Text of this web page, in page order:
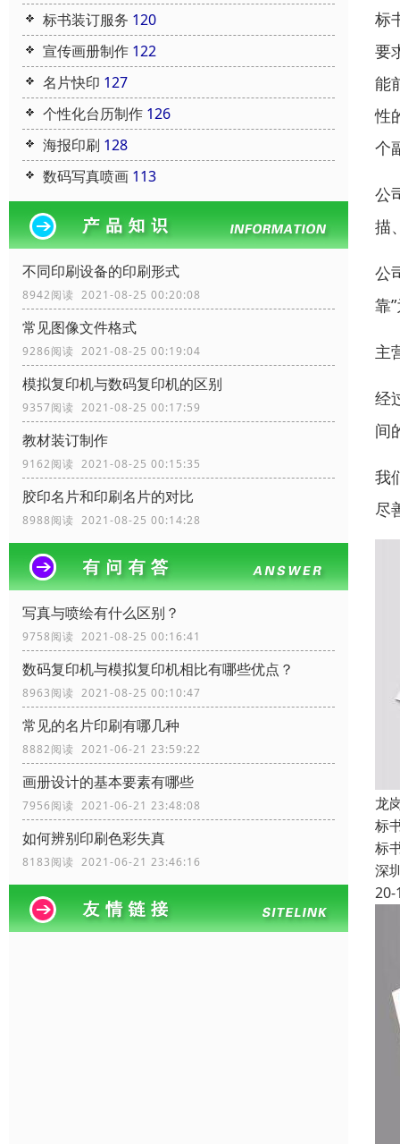
标书装订服务 120
宣传画册制作 122
名片快印 127
个性化台历制作 126
海报印刷 128
数码写真喷画 113
不同印刷设备的印刷形式
8942阅读 2021-08-25 00:20:08
常见图像文件格式
9286阅读 2021-08-25 00:19:04
模拟复印机与数码复印机的区别
9357阅读 2021-08-25 00:17:59
教材装订制作
9162阅读 2021-08-25 00:15:35
胶印名片和印刷名片的对比
8988阅读 2021-08-25 00:14:28
写真与喷绘有什么区别？
9758阅读 2021-08-25 00:16:41
数码复印机与模拟复印机相比有哪些优点？
8963阅读 2021-08-25 00:10:47
常见的名片印刷有哪几种
8882阅读 2021-06-21 23:59:22
画册设计的基本要素有哪些
7956阅读 2021-06-21 23:48:08
如何辨别印刷色彩失真
8183阅读 2021-06-21 23:46:16
标
要
能
性
个
公
描
公
靠
主
经
间
我
尽
龙
标
标
深
20-